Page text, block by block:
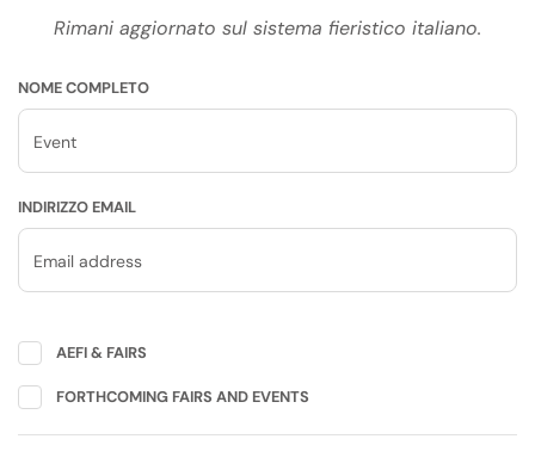
Rimani aggiornato sul sistema fieristico italiano.
NOME COMPLETO
INDIRIZZO EMAIL
AEFI & FAIRS
FORTHCOMING FAIRS AND EVENTS